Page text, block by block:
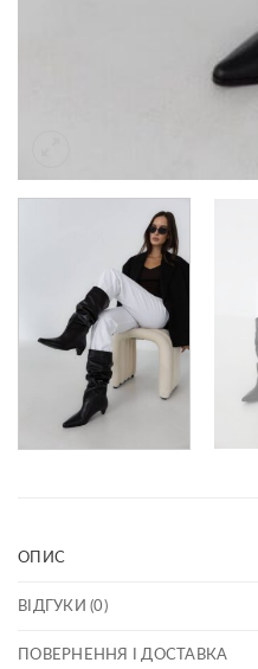
ОПИС
ВІДГУКИ (0)
ПОВЕРНЕННЯ І ДОСТАВКА